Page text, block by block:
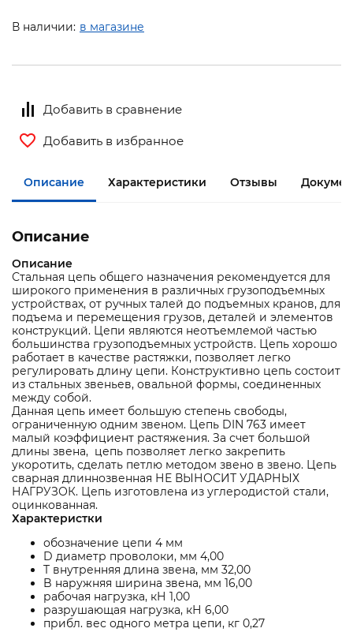
В наличии: в магазине
Добавить в сравнение
Добавить в избранное
Описание Характеристики Отзывы
Описание
Описание
Стальная цепь общего назначения рекомендуется для
широкого применения в различных грузоподъемных
устройствах, от ручных талей до подъемных кранов, для
подъема и перемещения грузов, деталей и элементов
конструкций. Цепи являются неотъемлемой частью
большинства грузоподъемных устройств. Цепь хорошо
работает в качестве растяжки, позволяет легко
регулировать длину цепи. Конструктивно цепь состоит
из стальных звеньев, овальной формы, соединенных
между собой.
Данная цепь имеет большую степень свободы,
ограниченную одним звеном. Цепь DIN 763 имеет
малый коэффициент растяжения. За счет большой
длины звена, цепь позволяет легко закрепить
укоротить, сделать петлю методом звено в звено. Цепь
сварная длиннозвенная НЕ ВЫНОСИТ УДАРНЫХ
НАГРУЗОК. Цепь изготовлена из углеродистой стали,
оцинкованная.
Характеристки
обозначение цепи 4 мм
D диаметр проволоки, мм 4,00
T внутренняя длина звена, мм 32,00
B наружняя ширина звена, мм 16,00
рабочая нагрузка, кН 1,00
разрушающая нагрузка, кН 6,00
прибл. вес одного метра цепи, кг 0,27